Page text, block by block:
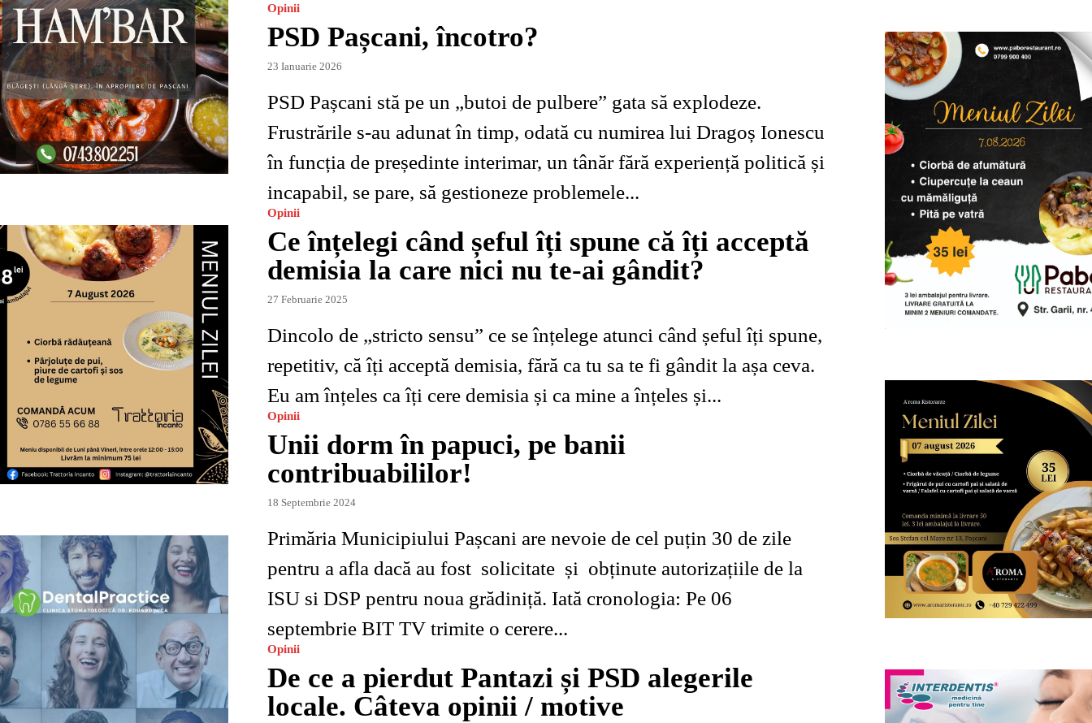
de salubritate...
Opinii
PSD Pașcani, încotro?
23 Ianuarie 2026
PSD Pașcani stă pe un „butoi de pulbere” gata să explodeze.
Frustrările s-au adunat în timp, odată cu numirea lui Dragoș Ionescu
în funcția de președinte interimar, un tânăr fără experiență politică și
incapabil, se pare, să gestioneze problemele...
Opinii
Ce înțelegi când șeful îți spune că îți acceptă
demisia la care nici nu te-ai gândit?
27 Februarie 2025
Dincolo de „stricto sensu” ce se înțelege atunci când șeful îți spune,
repetitiv, că îți acceptă demisia, fără ca tu sa te fi gândit la așa ceva.
Eu am înțeles ca îți cere demisia și ca mine a înțeles și...
Opinii
Unii dorm în papuci, pe banii
contribuabililor!
18 Septembrie 2024
Primăria Municipiului Pașcani are nevoie de cel puțin 30 de zile
pentru a afla dacă au fost solicitate și obținute autorizațiile de la
ISU si DSP pentru noua grădiniță. Iată cronologia: Pe 06
septembrie BIT TV trimite o cerere...
Opinii
De ce a pierdut Pantazi și PSD alegerile
locale. Câteva opinii / motive